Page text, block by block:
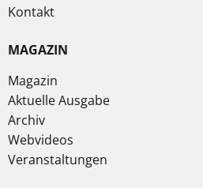
Kontakt
MAGAZIN
Magazin
Aktuelle Ausgabe
Archiv
Webvideos
Veranstaltungen